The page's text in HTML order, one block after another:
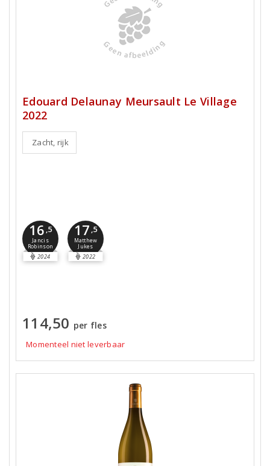
Edouard Delaunay Meursault Le Village
2022
Zacht, rijk
16 ,5
Jancis
Robinson
2024
17 ,5
Matthew
Jukes
2022
114,50 per fles
Momenteel niet leverbaar